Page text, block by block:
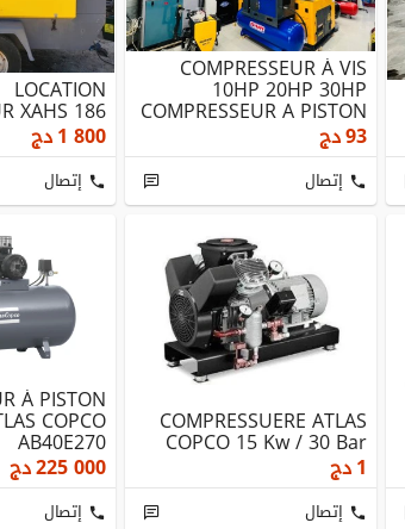
COMPRESSEUR À VIS
10HP 20HP 30HP
COMPRESSEUR A PISTON
900l 500l 300l 270l 200l
1...
93دج
إتصال
LOCATION
XAHS 186
1 800دج
إتصال
COMPRESSUERE ATLAS
COPCO 15 Kw / 30 Bar
1دج
إتصال
À PISTON
COPCO
AB40E270
225 000دج
إتصال